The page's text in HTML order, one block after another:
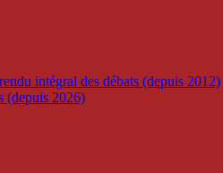
intégral des débats (depuis 2012)
(depuis 2026)